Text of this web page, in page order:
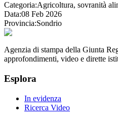
Categoria:Agricoltura, sovranità
Data:08 Feb 2026
Provincia:Sondrio
Agenzia di stampa della Giunta
approfondimenti, video e dirette
Esplora
In evidenza
Ricerca Video